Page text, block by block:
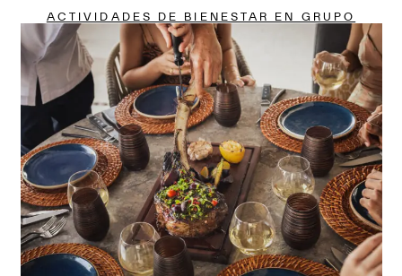
ACTIVIDADES DE BIENESTAR EN GRUPO